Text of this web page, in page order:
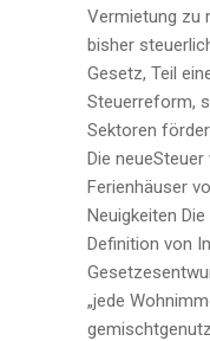
Vermietung zu
bisher
Gesetz, Teil
Steuerreform,
Sektoren
Die
Ferienhäuser
Neuigkeiten
Definition von
„jede